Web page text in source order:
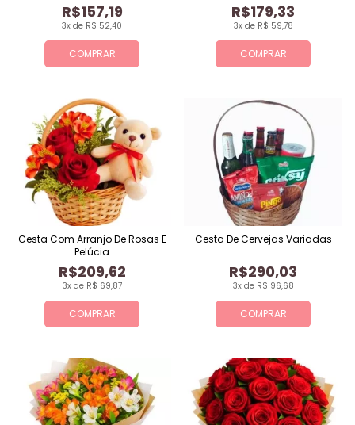
COMPRAR
3x de R$ 52,40
R$157,19
COMPRAR
3x de R$ 59,78
R$179,33
COMPRAR
3x de R$ 69,87
R$209,62
Cesta Com Arranjo De Rosas E
Pelúcia
COMPRAR
3x de R$ 96,68
R$290,03
Cesta De Cervejas Variadas